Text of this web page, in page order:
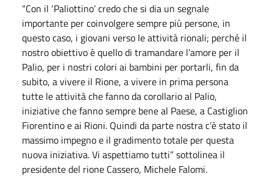
“Con il ‘Paliottino’ credo che si dia un segnale
importante per coinvolgere sempre più persone, in
questo caso, i giovani verso le attività rionali; perché il
nostro obiettivo è quello di tramandare l’amore per il
Palio, per i nostri colori ai bambini per portarli, fin da
subito, a vivere il Rione, a vivere in prima persona
tutte le attività che fanno da corollario al Palio,
iniziative che fanno sempre bene al Paese, a Castiglion
Fiorentino e ai Rioni. Quindi da parte nostra c’è stato il
massimo impegno e il gradimento totale per questa
nuova iniziativa. Vi aspettiamo tutti” sottolinea il
presidente del rione Cassero, Michele Falomi.